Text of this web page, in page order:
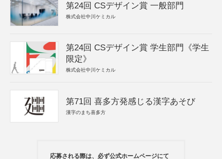
第24回 CSデザイン賞 一般部門
株式会社中川ケミカル
第24回 CSデザイン賞 学生部門《学生
限定》
株式会社中川ケミカル
第71回 喜多方発感じる漢字あそび
漢字のまち喜多方
応募される際は、必ず公式ホームページにて